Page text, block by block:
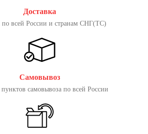
Доставка
по всей России и странам СНГ(ТС)
Самовывоз
пунктов самовывоза по всей России